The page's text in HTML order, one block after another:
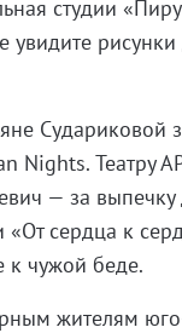
студии
Судариковой
Nights. Театру
— за выпечку
«От сердца к
к чужой беде.
жителям